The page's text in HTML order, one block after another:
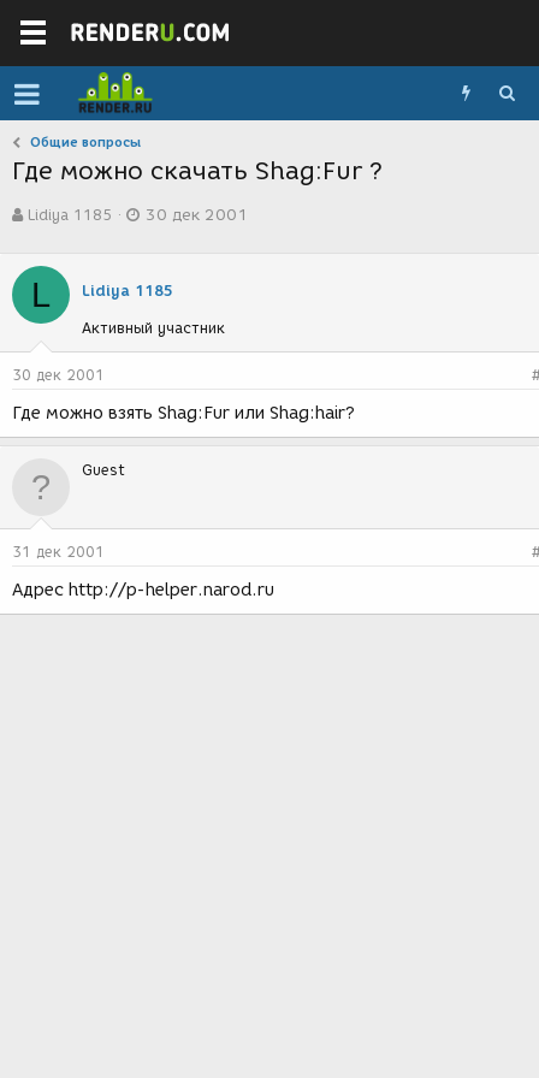
Общие вопросы
Где можно скачать Shag:Fur ?
в
о
р
т
е
м
ы
Lidiya 1185
а
с
з
д
и
я
30 дек 2001
L Lidiya 1185
Активный участник
30 дек 2001
Где можно взять Shag:Fur или Shag:hair?
Guest
31 дек 2001
Aдрес http://p-helper.narod.ru